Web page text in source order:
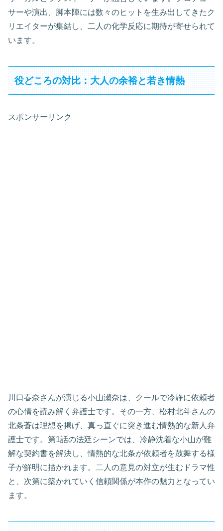
サーや演出、脚本陣には数々のヒットを生み出してきたク
リエイターが集結し、二人の化学反応に期待が寄せられて
います。
役どころの対比：大人の余裕と若き情熱
スポンサーリンク
川口春奈さんが演じる小山瀬奈は、クールで冷静に依頼者
の心情を読み解く弁護士です。その一方、松村北斗さんの
北条蒼は理想を掲げ、真っ直ぐに突き進む情熱的な新人弁
護士です。第1話の法廷シーンでは、冷静沈着な小山が難
解な契約書を解決し、情熱的な北条が依頼者を鼓舞する様
子が鮮明に描かれます。二人の意見の対立が生むドラマ性
と、次第に築かれていく信頼関係が本作の魅力となってい
ます。